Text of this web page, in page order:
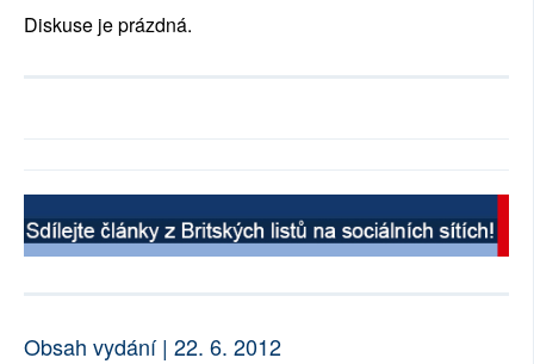
Diskuse je prázdná.
Obsah vydání | 22. 6. 2012